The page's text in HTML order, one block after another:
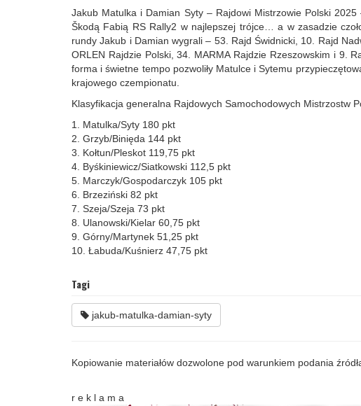
Jakub Matulka i Damian Syty – Rajdowi Mistrzowie Polski
Škodą Fabią RS Rally2 w najlepszej trójce… a w zasadzie
rundy Jakub i Damian wygrali – 53. Rajd Świdnicki, 10. Rajd
ORLEN Rajdzie Polski, 34. MARMA Rajdzie Rzeszowskim i 9.
forma i świetne tempo pozwoliły Matulce i Sytemu
krajowego czempionatu.
Klasyfikacja generalna Rajdowych Samochodowych Mistrzostw
1. Matulka/Syty 180 pkt
2. Grzyb/Binięda 144 pkt
3. Kołtun/Pleskot 119,75 pkt
4. Byśkiniewicz/Siatkowski 112,5 pkt
5. Marczyk/Gospodarczyk 105 pkt
6. Brzeziński 82 pkt
7. Szeja/Szeja 73 pkt
8. Ulanowski/Kielar 60,75 pkt
9. Górny/Martynek 51,25 pkt
10. Łabuda/Kuśnierz 47,75 pkt
Tagi
jakub-matulka-damian-syty
Kopiowanie materiałów dozwolone pod warunkiem podania
r e k l a m a